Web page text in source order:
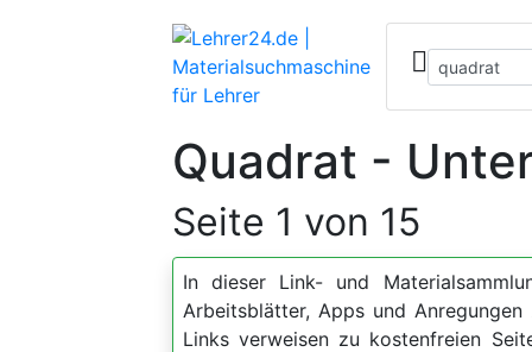
Quadrat -
Seite 1 von 15
In dieser Link- und
Arbeitsblätter, Apps und
Links verweisen zu kostenfreien